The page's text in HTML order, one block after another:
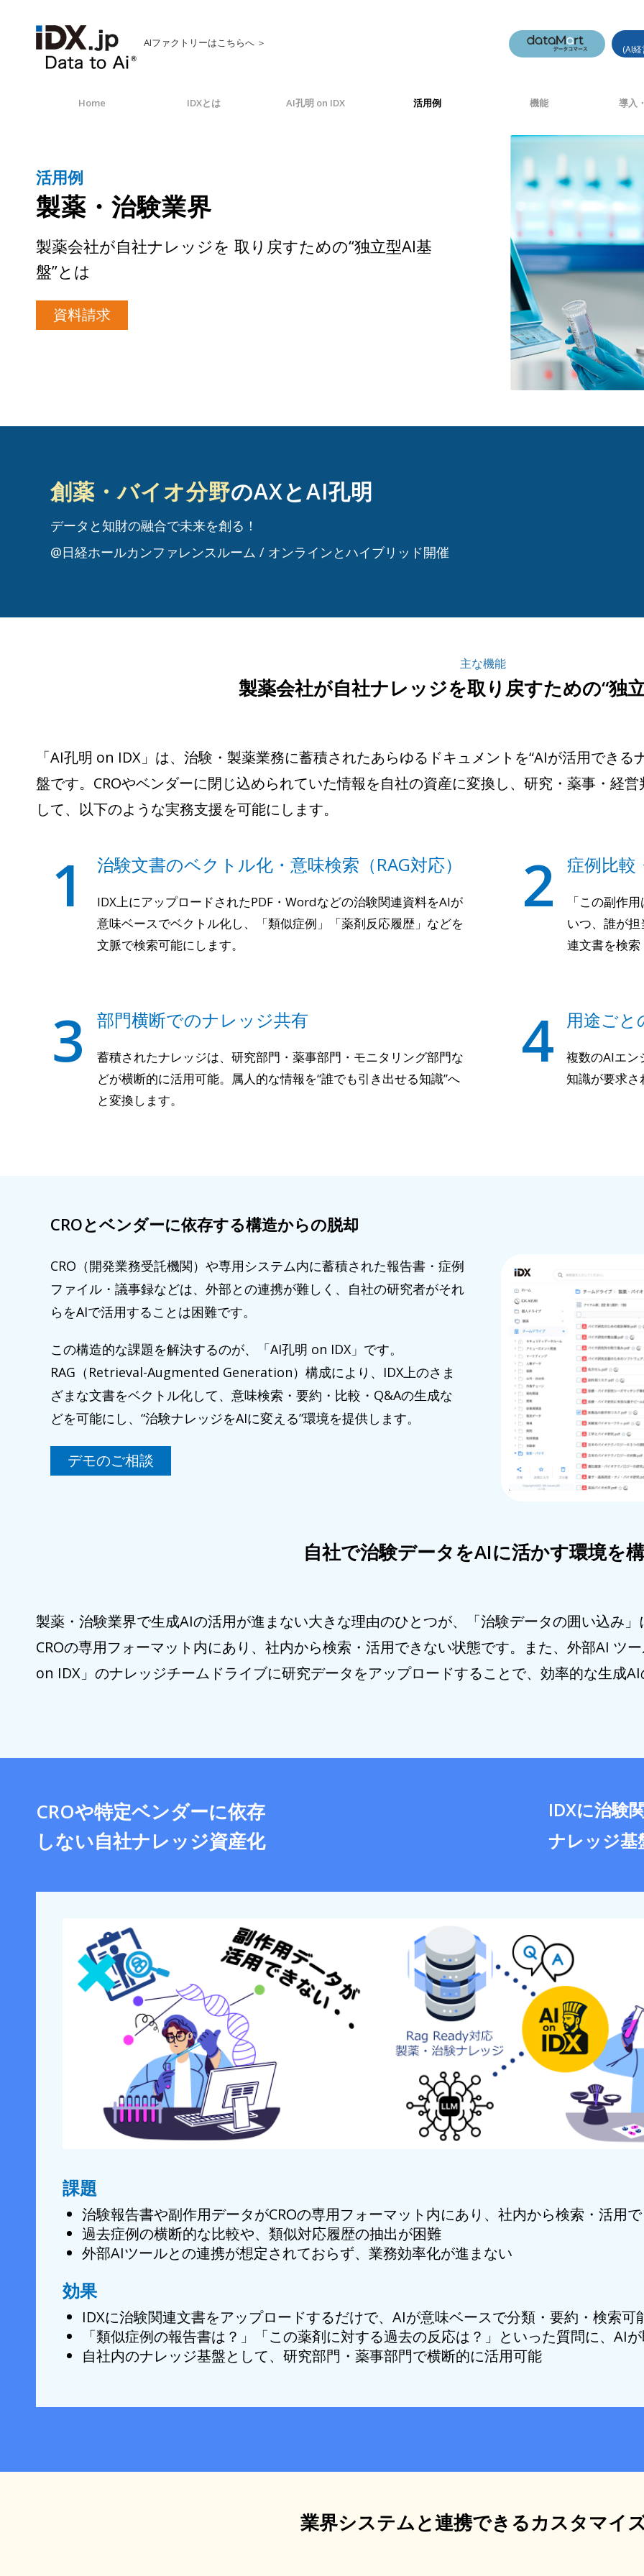
AIファクトリーはこちらへ ＞ (AI
Home IDXとは AI孔明 on IDX 活用例 機能 導入
活用例
製薬・治験業界
製薬会社が自社ナレッジを 取り戻すための“独立型AI基
盤”とは
資料請求
創薬・バイオ分野のAXとAI孔明
データと知財の融合で未来を創る！
@日経ホールカンファレンスルーム / オンラインとハイブリッド開催
主な機能
製薬会社が自社ナレッジを取り戻すための“独
「AI孔明 on IDX」は、治験・製薬業務に蓄積されたあらゆるドキュメントを“AIが活用でき
盤です。CROやベンダーに閉じ込められていた情報を自社の資産に変換し、研究・薬事・経
して、以下のような実務支援を可能にします。
治験文書のベクトル化・意味検索（RAG対応）
1
IDX上にアップロードされたPDF・Wordなどの治験関連資料をAIが
意味ベースでベクトル化し、「類似症例」「薬剤反応履歴」などを
文脈で検索可能にします。
症例比較
2
「この副作
いつ、誰が
連文書を検
部門横断でのナレッジ共有
3
蓄積されたナレッジは、研究部門・薬事部門・モニタリング部門な
どが横断的に活用可能。属人的な情報を“誰でも引き出せる知識”へ
と変換します。
用途ごと
4
複数のAIエン
知識が要求
CROとベンダーに依存する構造からの脱却
CRO（開発業務受託機関）や専用システム内に蓄積された報告書・症例
ファイル・議事録などは、外部との連携が難しく、自社の研究者がそれ
らをAIで活用することは困難です。
この構造的な課題を解決するのが、「AI孔明 on IDX」です。
RAG（Retrieval-Augmented Generation）構成により、IDX上のさま
ざまな文書をベクトル化して、意味検索・要約・比較・Q&Aの生成な
どを可能にし、“治験ナレッジをAIに変える”環境を提供します。
デモのご相談
自社で治験データをAIに活かす環境を
製薬・治験業界で生成AIの活用が進まない大きな理由のひとつが、「治験データの囲い込み
CROの専用フォーマット内にあり、社内から検索・活用できない状態です。また、外部AI ツ
on IDX」のナレッジチームドライブに研究データをアップロードすることで、効率的な生成
CROや特定ベンダーに依存
しない自社ナレッジ資産化
IDXに治験
ナレッジ基
課題
治験報告書や副作用データがCROの専用フォーマット内にあり、社内から検索・活用
過去症例の横断的な比較や、類似対応履歴の抽出が困難
外部AIツールとの連携が想定されておらず、業務効率化が進まない
効果
IDXに治験関連文書をアップロードするだけで、AIが意味ベースで分類・要約・検索可
「類似症例の報告書は？」「この薬剤に対する過去の反応は？」といった質問に、AI
自社内のナレッジ基盤として、研究部門・薬事部門で横断的に活用可能
業界システムと連携できるカスタマイ